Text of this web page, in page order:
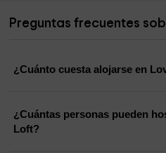
Preguntas frecuentes
¿Cuánto cuesta alojarse en
¿Cuántas personas pueden
Loft?